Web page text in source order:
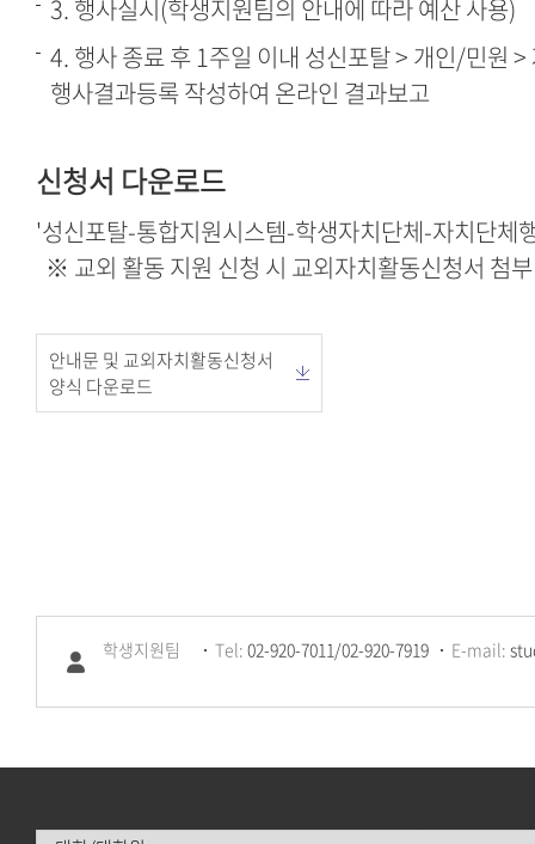
3. 행사실시(학생지원팀의 안내에 따라 예산 사용)
4. 행사 종료 후 1주일 이내 성신포탈 > 개인/민원
행사결과등록 작성하여 온라인 결과보고
신청서 다운로드
'성신포탈-통합지원시스템-학생자치단체-자치단체
※ 교외 활동 지원 신청 시 교외자치활동신청서 첨부
안내문 및 교외자치활동신청서
양식 다운로드
학생지원팀 Tel: 02-920-7011/02-920-7919 E-mail: